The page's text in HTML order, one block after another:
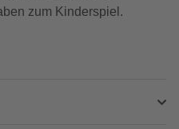
zum Kinderspiel.